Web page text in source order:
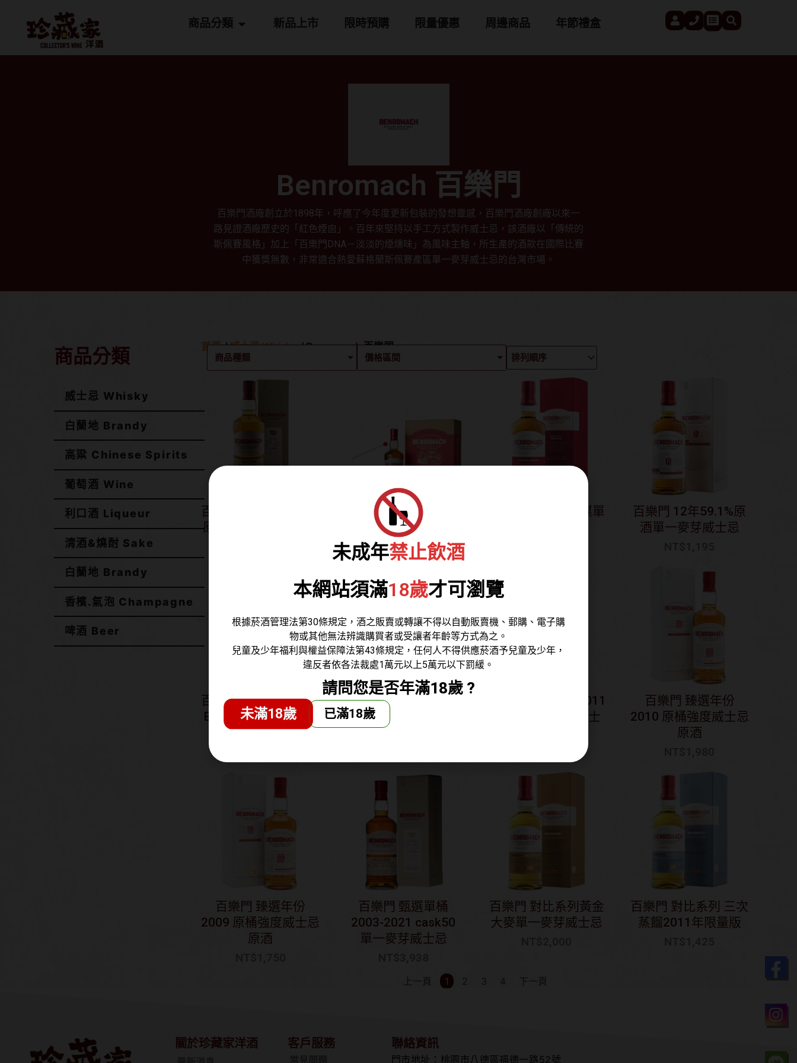
未成年禁止飲酒
本網站須滿18歲才可瀏覽
根據菸酒管理法第30條規定，酒之販賣或轉讓不得以自動販賣機、郵購、電子購
物或其他無法辨識購買者或受讓者年齡等方式為之。
兒童及少年福利與權益保障法第43條規定，任何人不得供應菸酒予兒童及少年，
違反者依各法裁處1萬元以上5萬元以下罰緩。
請問您是否年滿18歲 ?
未滿18歲 已滿18歲
要
商品分類 Open 商品分類新品上市 限時預購 限量優惠 周邊商品 年節禮盒
UserPhoneCartSearch
Benromach 百樂門
百樂門酒廠創立於1898年，呼應了今年度更新包裝的發想靈感，百樂門酒廠創廠以來一
路見證酒廠歷史的「紅色煙囪」。百年來堅持以手工方式製作威士忌，該酒廠以「傳統的
斯佩賽風格」加上「百樂門DNA－淡淡的煙燻味」為風味主軸，所生產的酒款在國際比賽
中獲獎無數，非常適合熱愛蘇格蘭斯佩賽產區單一麥芽威士忌的台灣市場。
商品分類
威士忌 Whisky
白蘭地 Brandy
高粱 Chinese Spirits
葡萄酒 Wine
利口酒 Liqueur
清酒&燒酎 Sake
白蘭地 Brandy
香檳.氣泡 Champagne
啤酒 Beer
首頁/威士忌 Whisky/ Benromach 百樂門
商品種類 價格區間
百樂門 臻選年份2005
原桶強度#14197412
百樂門 15年禮贊蘇格
蘭新春禮盒
NT$1,938
百樂門 12年無泥煤單
百樂門 12年59.1%原
酒單一麥芽威士忌
百樂⾨ 臻選年份2012
BATCH 3原桶強度威
士忌原酒
百樂⾨ 臻選年份2012
BATCH 1原桶強度威
士忌原酒
百樂門 臻選年份2011
原桶強度57.9%威士
百樂門 臻選年份
2010 原桶強度威士忌
原酒
百樂門 臻選年份
2009 原桶強度威士忌
原酒
百樂門 甄選單桶
2003-2021 cask50
單一麥芽威士忌
百樂門 對比系列黃金
大麥單一麥芽威士忌
百樂門 對比系列 三次
蒸餾2011年限量版
上一頁 1 2 3 4 下一頁
關於珍藏家洋酒 客戶服務 聯絡資訊
門市地址：桃園市八德區福德一路52號